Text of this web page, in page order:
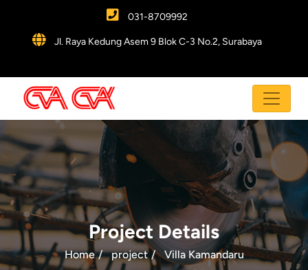
031-8709992
Jl. Raya Kedung Asem 9 Blok C-3 No.2, Surabaya
Project Details
Home project Villa Kamandaru